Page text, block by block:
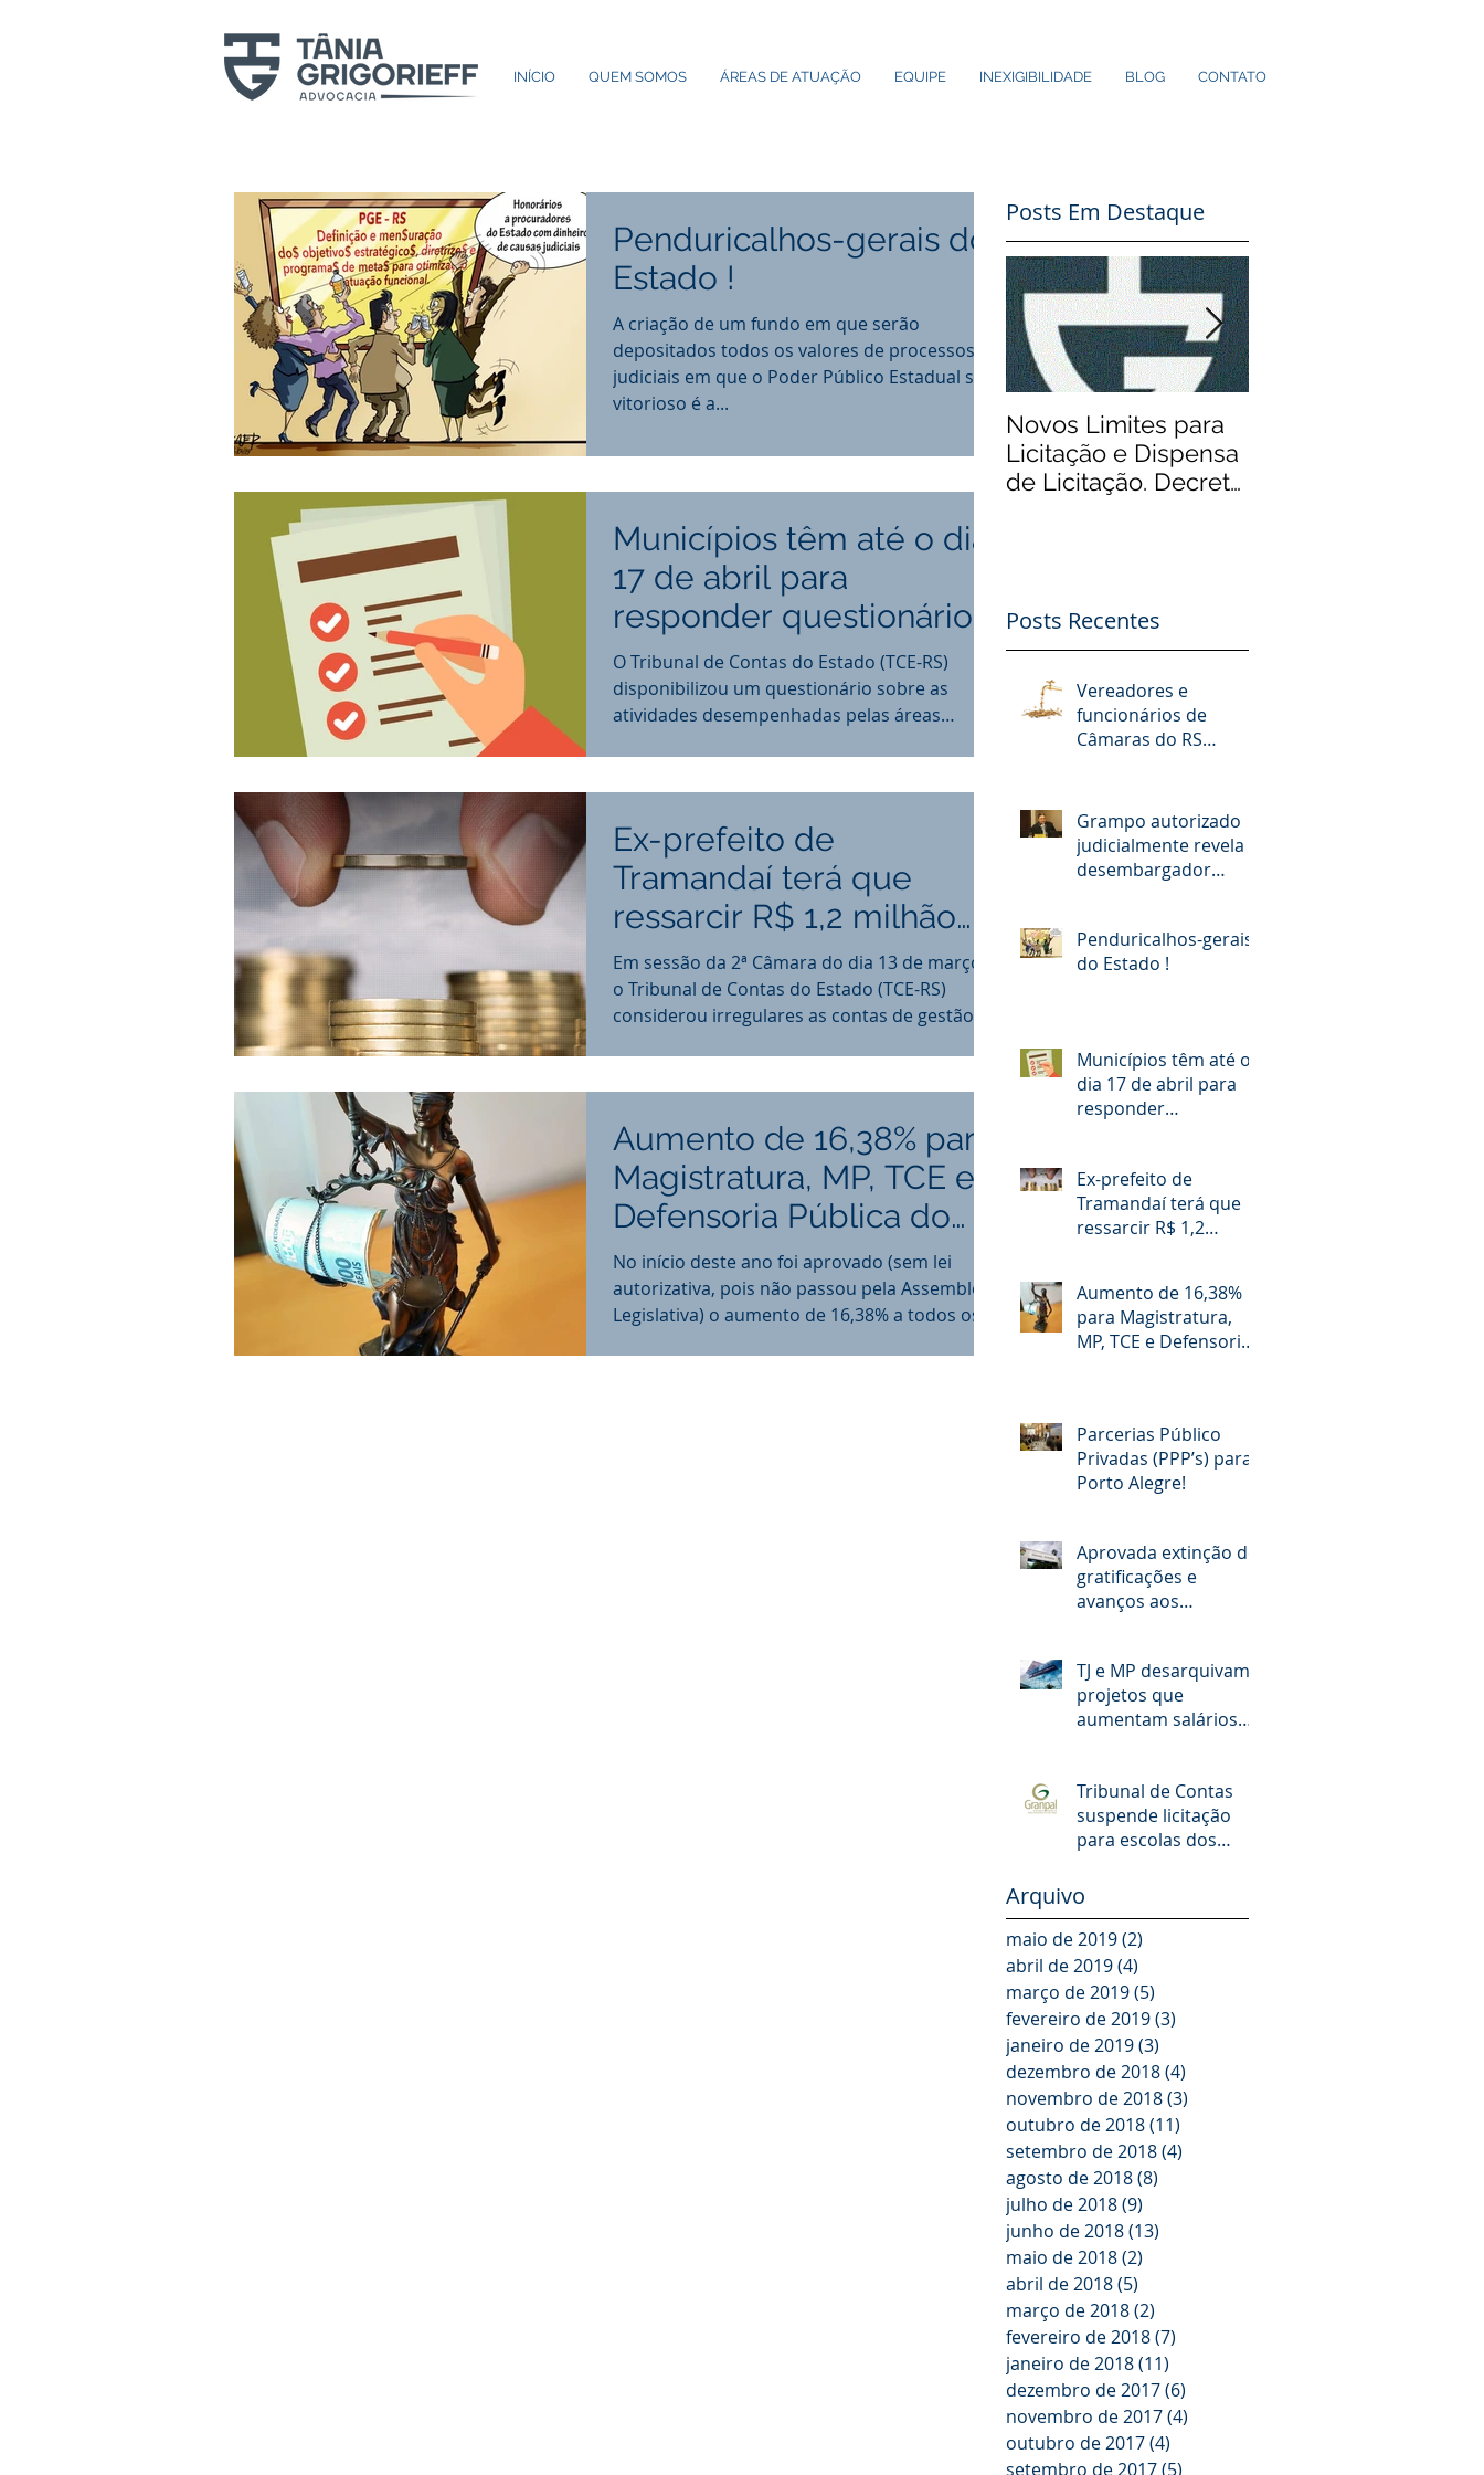
INÍCIO QUEM SOMOS ÁREAS DE ATUAÇÃO EQUIPE INEXIGIBILIDADE BLOG CONTATO
Penduricalhos-gerais do
Estado !
A criação de um fundo em que serão
depositados todos os valores de processos
judiciais em que o Poder Público Estadual sair
vitorioso é a...
Municípios têm até o dia
17 de abril para
responder questionário
O Tribunal de Contas do Estado (TCE-RS)
disponibilizou um questionário sobre as
atividades desempenhadas pelas áreas
Ex-prefeito de
Tramandaí terá que
ressarcir R$ 1,2 milhão
aos cofres públicos
Em sessão da 2ª Câmara do dia 13 de março,
o Tribunal de Contas do Estado (TCE-RS)
considerou irregulares as contas de gestão,
Aumento de 16,38% para
Magistratura, MP, TCE e
Defensoria Pública do
RS é questionado
No início deste ano foi aprovado (sem lei
autorizativa, pois não passou pela Assembleia
Legislativa) o aumento de 16,38% a todos os...
Posts Em Destaque
Novos Limites para
Licitação e Dispensa
de Licitação. Decreto
Posts Recentes
Vereadores e
funcionários de
Câmaras do RS
veja situação de cada
Grampo autorizado
judicialmente revela
desembargador
esposa, filho e so
Penduricalhos-gerais
do Estado !
Municípios têm até o
dia 17 de abril para
responder
Ex-prefeito de
Tramandaí terá que
ressarcir R$ 1,2
Aumento de 16,38%
para Magistratura,
MP, TCE e Defensoria
Parcerias Público
Privadas (PPP’s) para
Porto Alegre!
Aprovada extinção de
gratificações e
avanços aos
TJ e MP desarquivam
projetos que
aumentam salários
Tribunal de Contas
suspende licitação
para escolas dos
GRANPAL
Arquivo
maio de 2019(2)
abril de 2019(4)
março de 2019(5)
fevereiro de 2019(3)
janeiro de 2019(3)
dezembro de 2018(4)
novembro de 2018(3)
outubro de 2018(11)
setembro de 2018(4)
agosto de 2018(8)
julho de 2018(9)
junho de 2018(13)
maio de 2018(2)
abril de 2018(5)
março de 2018(2)
fevereiro de 2018(7)
janeiro de 2018(11)
dezembro de 2017(6)
novembro de 2017(4)
outubro de 2017(4)
setembro de 2017(5)